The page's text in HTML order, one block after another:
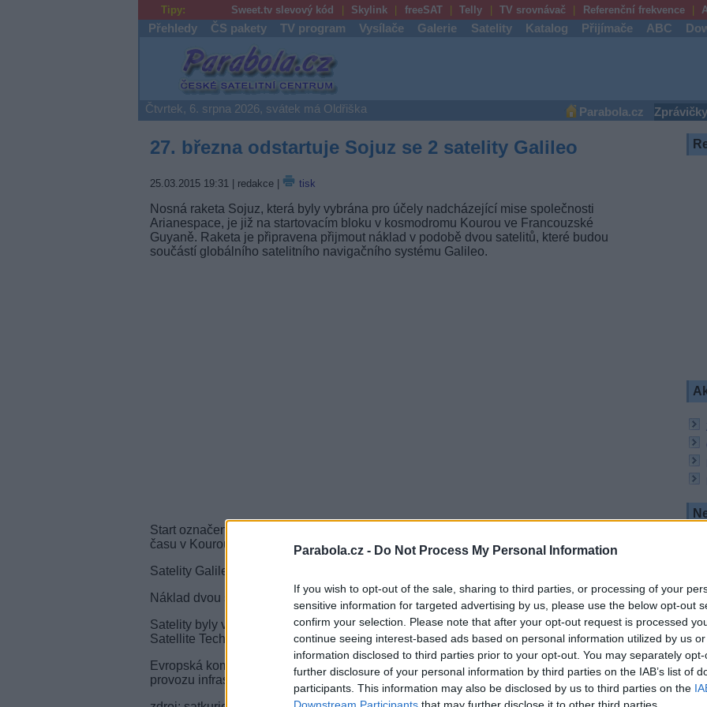
Parabola.cz - Do Not Process My Personal Information
If you wish to opt-out of the sale, sharing to third parties, or processing of your
sensitive information for targeted advertising by us, please use the below opt-out
confirm your selection. Please note that after your opt-out request is processed
continue seeing interest-based ads based on personal information utilized by us
information disclosed to third parties prior to your opt-out. You may separately
further disclosure of your personal information by third parties on the IAB’s list of
participants. This information may also be disclosed by us to third parties on the
Downstream Participants that may further disclose it to other third parties.
Tipy: Sweet.tv slevový kód Skylink freeSAT Telly TV srovnávač Referenční frekvence
Přehledy ČS pakety TV program Vysílače Galerie Satelity Katalog Přijímače ABC
Parabola.cz
Čtvrtek, 6. srpna 2026, svátek má Oldřiška Parabola.cz Zprávičky
27. března odstartuje Sojuz se 2 satelity Galileo
25.03.2015 19:31 | redakce | tisk
Nosná raketa Sojuz, která byly vybrána pro účely nadcházející mise společnosti
Arianespace, je již na startovacím bloku v kosmodromu Kourou ve Francouzské
Guyaně. Raketa je připravena přijmout náklad v podobě dvou satelitů, které budou
součástí globálního satelitního navigačního systému Galileo.
Start označený jako VS11 je naplánovaný na 27.3.2015 v 18:46:18 hodin místního
času v Kourou (10:46:18 hodin našeho času).
Satelity Galileo budou odděleny od nosné rakety asi 3 hodiny a 47 minut po startu.
Náklad dvou satelitů má hmotnost kolem 1428 kg.
Satelity byly vybudovány společností OHB System, navigační náklad je dodaný Surrey
Satellite Technology Ltd. a půjde o třetí a čtvrtý satelit FOC v rámci projektu Galileo.
Evropská komise spravuje a financuje fázi FOC Galilea, během ní bude uvedena do
provozu infrastruktura a pozemní síť.